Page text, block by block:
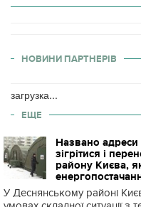
НОВИНИ ПАРТНЕРІВ
загрузка...
ЕЩЕ
Названо адреси
зігрітися і
району Києва,
У Деснянському районі